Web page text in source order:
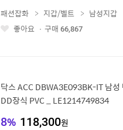
좋
패션잡화 지갑/벨트
남성지갑
좋아요
구매 66,867
닥스 ACC DBWA3E093BK-IT 남성
DD장식 PVC _ LE1214749834
8% 118,300원